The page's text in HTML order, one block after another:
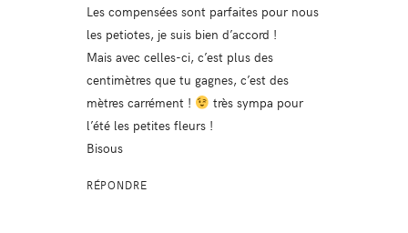
Les compensées sont parfaites pour nous
les petiotes, je suis bien d’accord !
Mais avec celles-ci, c’est plus des
centimètres que tu gagnes, c’est des
mètres carrément !
très sympa pour
l’été les petites fleurs !
Bisous
RÉPONDRE